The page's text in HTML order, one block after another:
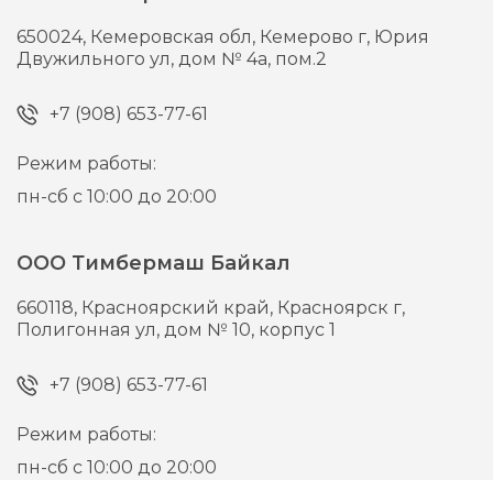
650024, Кемеровская обл, Кемерово г, Юрия
Двужильного ул, дом № 4а, пом.2
+7 (908) 653-77-61
Режим работы:
пн-сб с 10:00 до 20:00
ООО Тимбермаш Байкал
660118, Красноярский край, Красноярск г,
Полигонная ул, дом № 10, корпус 1
+7 (908) 653-77-61
Режим работы:
пн-сб с 10:00 до 20:00